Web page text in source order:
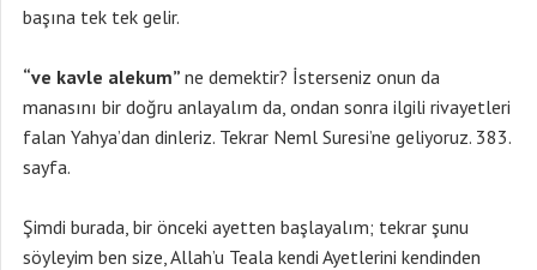
başına tek tek gelir.
“ve kavle alekum” ne demektir? İsterseniz onun da
manasını bir doğru anlayalım da, ondan sonra ilgili rivayetleri
falan Yahya’dan dinleriz. Tekrar Neml Suresi’ne geliyoruz. 383.
sayfa.
Şimdi burada, bir önceki ayetten başlayalım; tekrar şunu
söyleyim ben size, Allah’u Teala kendi Ayetlerini kendinden